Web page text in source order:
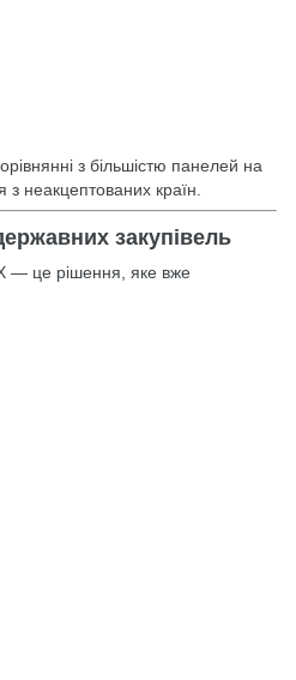
з більшістю панелей на
неакцептованих країн.
закупівель
— це рішення, яке вже